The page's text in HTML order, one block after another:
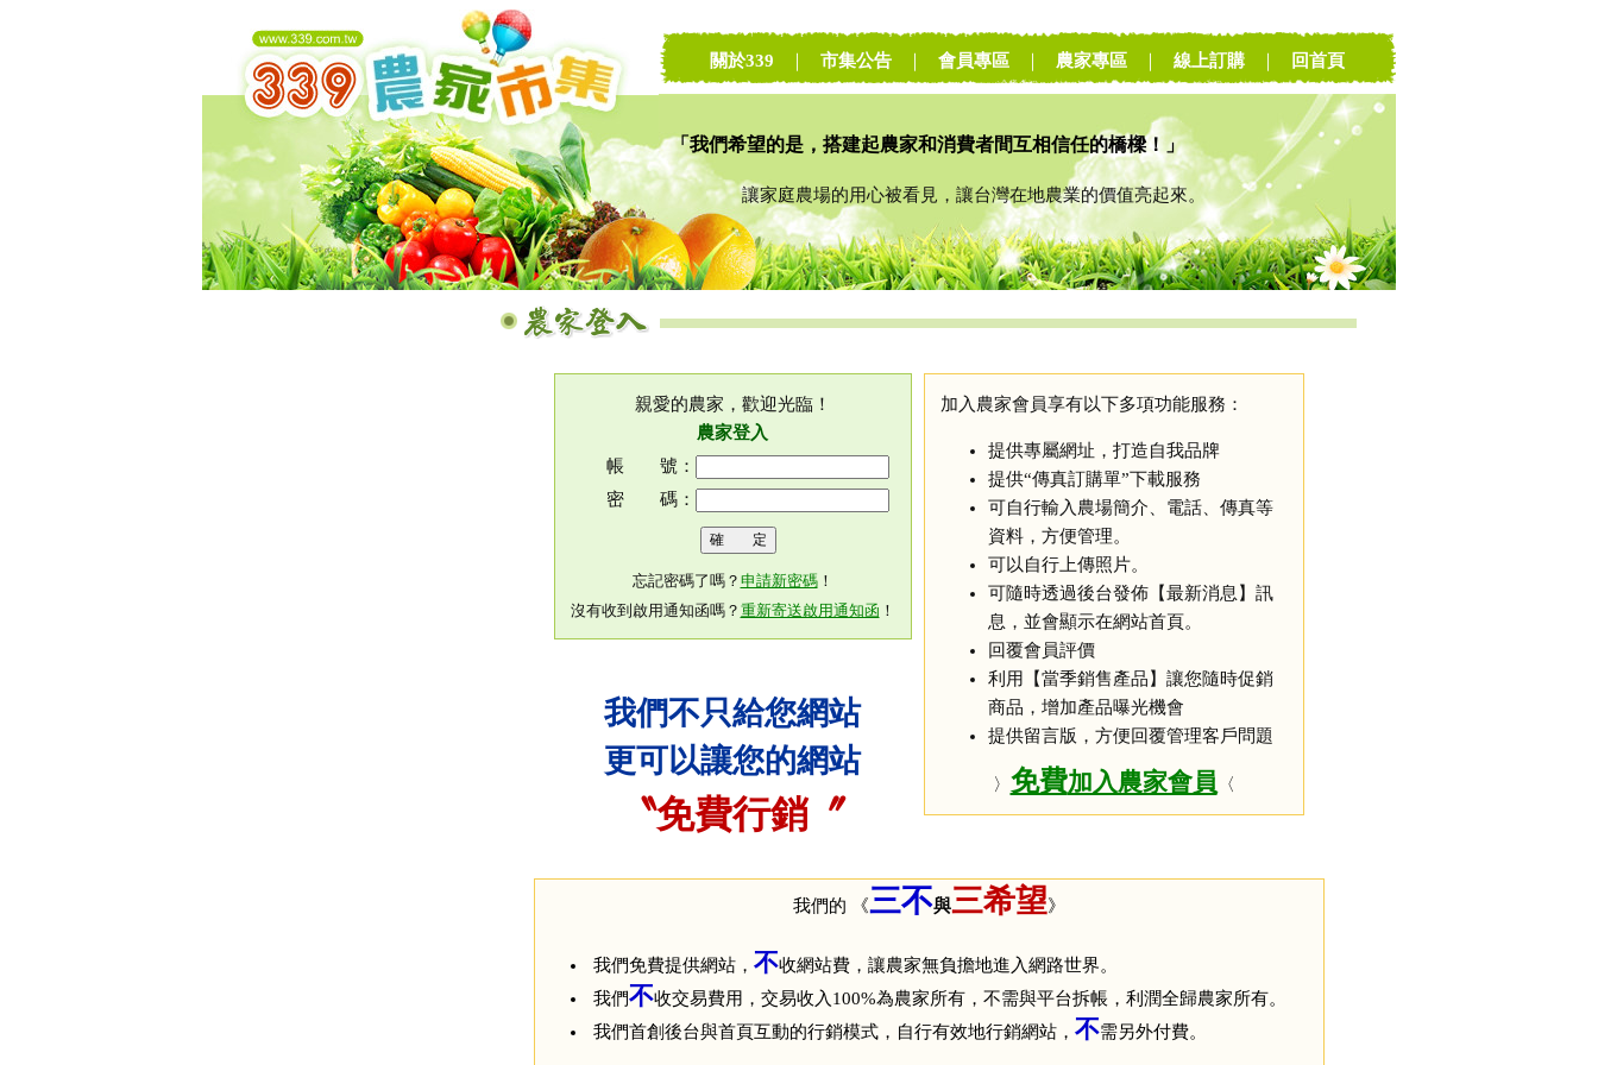
「我們希望的是，搭建起農家和消費者間互相信任的橋樑！」
讓家庭農場的用心被看見，讓台灣在地農業的價值亮起來。
關於339 市集公告 會員專區 農家專區 線上訂購 回首頁
親愛的農家，歡迎光臨！
農家登入
帳 號：
密 碼：
忘記密碼了嗎？ 申請新密碼！
沒有收到啟用通知函嗎？ 重新寄送啟用通知函 ！
我們不只給您網站
更可以讓您的網站
〝免費行銷〞
加入農家會員享有以下多項功能服務：
提供專屬網址，打造自我品牌
提供“傳真訂購單”下載服務
可自行輸入農場簡介、電話、傳真等
資料，方便管理。
可以自行上傳照片。
可隨時透過後台發佈【最新消息】訊
息，並會顯示在網站首頁。
回覆會員評價
利用【當季銷售產品】讓您隨時促銷
商品，增加產品曝光機會
提供留言版，方便回覆管理客戶問題
〉 免費加入農家會員 〈
我們的 《三不與三希望》
我們免費提供網站，不收網站費，讓農家無負擔地進入網路世界。
我們不收交易費用，交易收入100%為農家所有，不需與平台拆帳，利潤全歸農家所有。
我們首創後台與首頁互動的行銷模式，自行有效地行銷網站，不需另外付費。